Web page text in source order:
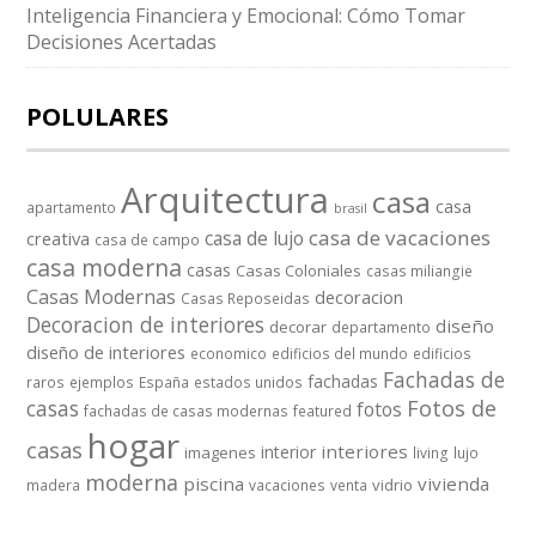
Inteligencia Financiera y Emocional: Cómo Tomar
Decisiones Acertadas
POLULARES
apartamento Arquitectura brasil casa casa
creativa casa de campo casa de lujo casa de vacaciones
casa moderna casas Casas Coloniales casas miliangie
Casas Modernas Casas Reposeidas decoracion
Decoracion de interiores decorar departamento diseño
diseño de interiores economico edificios del mundo edificios
raros ejemplos España estados unidos fachadas Fachadas de
casas fachadas de casas modernas featured fotos Fotos de
casas hogar imagenes interior interiores living lujo
madera moderna piscina vacaciones venta vidrio vivienda